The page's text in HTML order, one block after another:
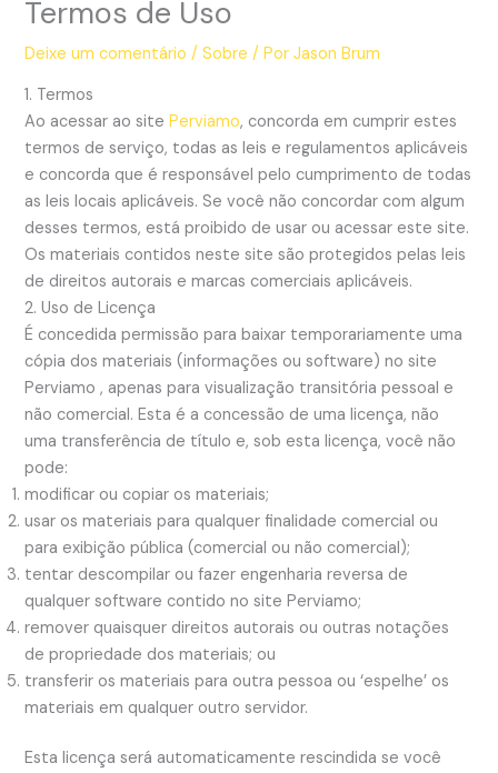
Termos de Uso
Deixe um comentário /Sobre / PorJason Brum
1. Termos
Ao acessar ao sitePerviamo, concorda em cumprir estes
termos de serviço, todas as leis e regulamentos aplicáveis ​​
e concorda que é responsável pelo cumprimento de todas
as leis locais aplicáveis. Se você não concordar com algum
desses termos, está proibido de usar ou acessar este site.
Os materiais contidos neste site são protegidos pelas leis
de direitos autorais e marcas comerciais aplicáveis.
2. Uso de Licença
É concedida permissão para baixar temporariamente uma
cópia dos materiais (informações ou software) no site
Perviamo , apenas para visualização transitória pessoal e
não comercial. Esta é a concessão de uma licença, não
uma transferência de título e, sob esta licença, você não
pode:
modificar ou copiar os materiais;
usar os materiais para qualquer finalidade comercial ou
para exibição pública (comercial ou não comercial);
tentar descompilar ou fazer engenharia reversa de
qualquer software contido no site Perviamo;
remover quaisquer direitos autorais ou outras notações
de propriedade dos materiais; ou
transferir os materiais para outra pessoa ou ‘espelhe’ os
materiais em qualquer outro servidor.
Esta licença será automaticamente rescindida se você